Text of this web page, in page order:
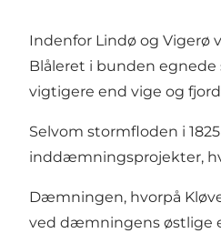
Indenfor Lindø og Vigerø
Blåleret i bunden egnede
vigtigere end vige og
Selvom stormfloden i
inddæmningsprojekter,
Dæmningen, hvorpå
ved dæmningens østlige